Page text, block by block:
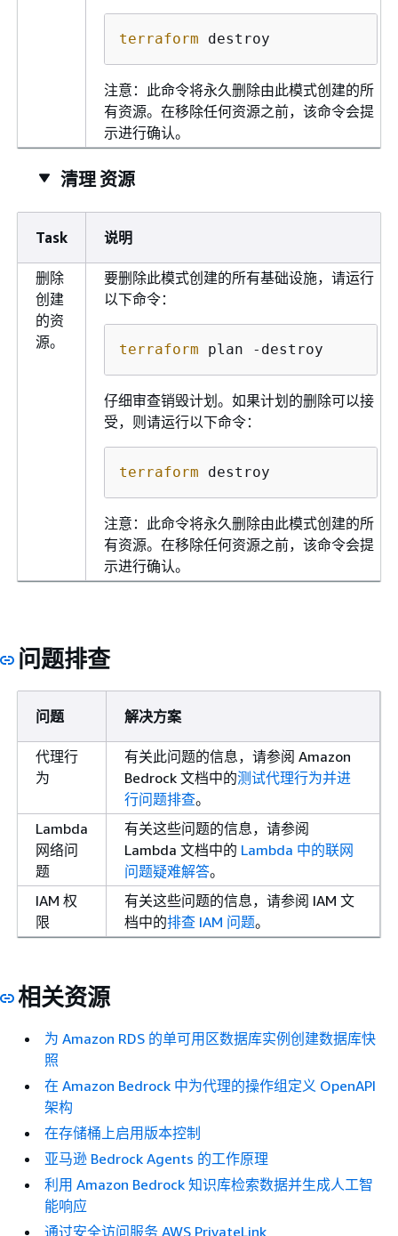
terraform destroy
注意：此命令将永久删除由此模式创建的所
有资源。在移除任何资源之前，该命令会提
示进行确认。
清理 资源
Task 说明
删除
创建
的资
源。
要删除此模式创建的所有基础设施，请运行
以下命令：
terraform plan -destroy
仔细审查销毁计划。如果计划的删除可以接
受，则请运行以下命令：
terraform destroy
注意：此命令将永久删除由此模式创建的所
有资源。在移除任何资源之前，该命令会提
示进行确认。
问题排查
问题 解决方案
代理行
为
有关此问题的信息，请参阅 Amazon
Bedrock 文档中的测试代理行为并进
行问题排查。
Lambda
网络问
题
有关这些问题的信息，请参阅
Lambda 文档中的 Lambda 中的联网
问题疑难解答。
IAM 权
限
有关这些问题的信息，请参阅 IAM 文
档中的排查 IAM 问题。
相关资源
为 Amazon RDS 的单可用区数据库实例创建数据库快
照
在 Amazon Bedrock 中为代理的操作组定义 OpenAPI
架构
在存储桶上启用版本控制
亚马逊 Bedrock Agents 的工作原理
利用 Amazon Bedrock 知识库检索数据并生成人工智
能响应
通过安全访问服务 AWS PrivateLink